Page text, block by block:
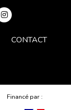
CONTACT
Financé par :